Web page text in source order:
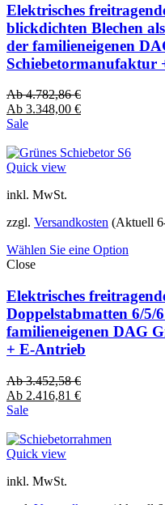
Elektrisches
blickdichten Blechen
der familieneigenen
Schiebetormanufaktur
Ab4.782,86€
Ab 3.348,00 €
Sale
Quick view
inkl. MwSt.
zzgl. Versandkosten (Aktuell
Wählen Sie eine Option
Close
Elektrisches
Doppelstabmatten 6/5/
familieneigenen DAG
+ E-Antrieb
Ab3.452,58€
Ab 2.416,81 €
Sale
Quick view
inkl. MwSt.